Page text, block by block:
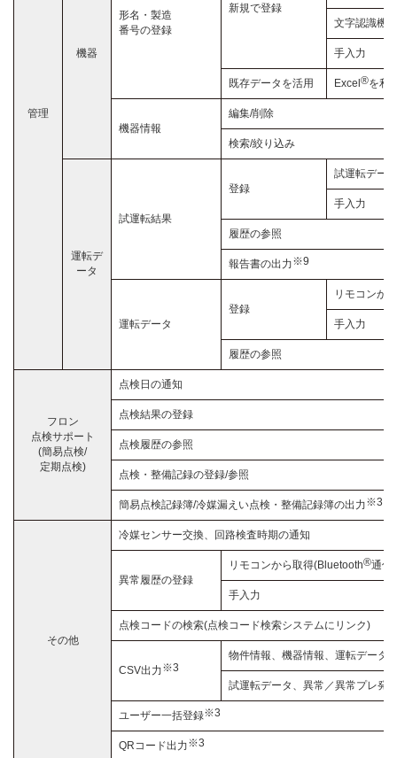
管理
機器
形名・製造
番号の登録
新規で登録
文字認識機
手入力
既存データを活用 Excel®を利
機器情報
編集/削除
検索/絞り込み
運転デ
ータ
試運転結果
登録
試運転デー
手入力
履歴の参照
報告書の出力※9
運転データ
登録
リモコンか
手入力
履歴の参照
フロン
点検サポート
(簡易点検/
定期点検)
点検日の通知
点検結果の登録
点検履歴の参照
点検・整備記録の登録/参照
簡易点検記録簿/冷媒漏えい点検・整備記録簿の出力※3
その他
冷媒センサー交換、回路検査時期の通知
異常履歴の登録
リモコンから取得(Bluetooth®通信)
手入力
点検コードの検索(点検コード検索システムにリンク)
CSV出力※3
物件情報、機器情報、運転データ
試運転データ、異常／異常プレ発
ユーザー一括登録※3
QRコード出力※3